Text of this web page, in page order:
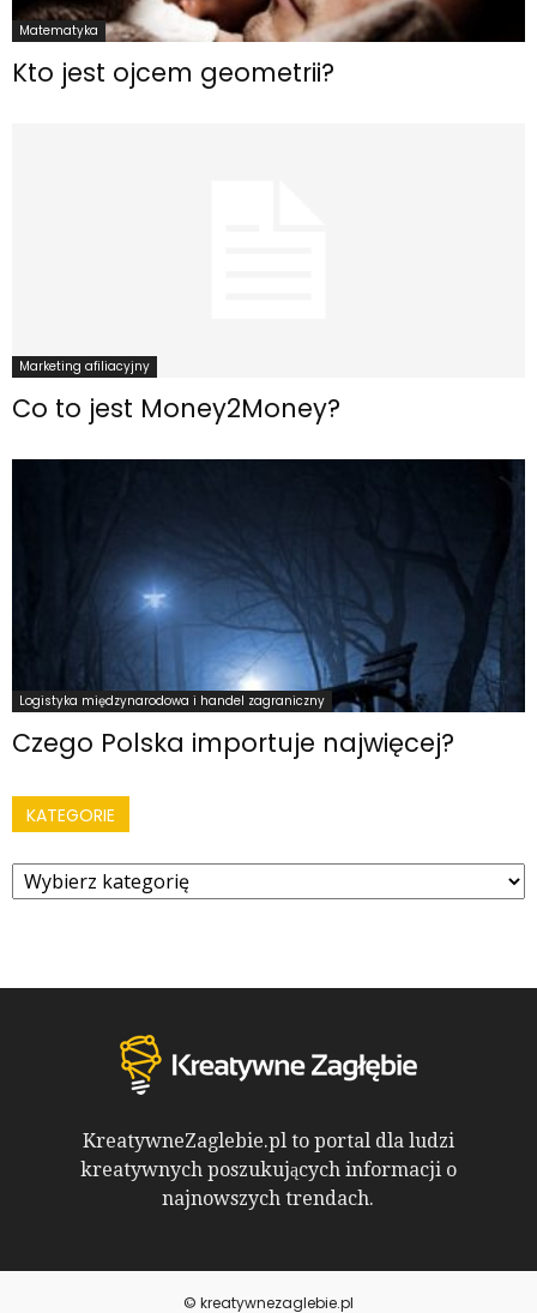
Matematyka
Kto jest ojcem geometrii?
Marketing afiliacyjny
Co to jest Money2Money?
Logistyka międzynarodowa i handel zagraniczny
Czego Polska importuje najwięcej?
KATEGORIE
Kategorie
KreatywneZaglebie.pl to portal dla ludzi
kreatywnych poszukujących informacji o
najnowszych trendach.
© kreatywnezaglebie.pl